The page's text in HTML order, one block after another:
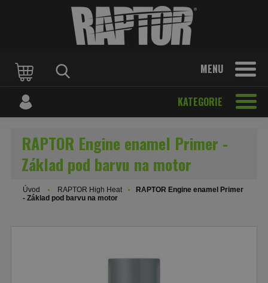
MENU
KATEGORIE
RAPTOR Engine enamel Primer -
Základ pod barvu na motor
Úvod RAPTOR High Heat
RAPTOR Engine enamel Primer
- Základ pod barvu na motor